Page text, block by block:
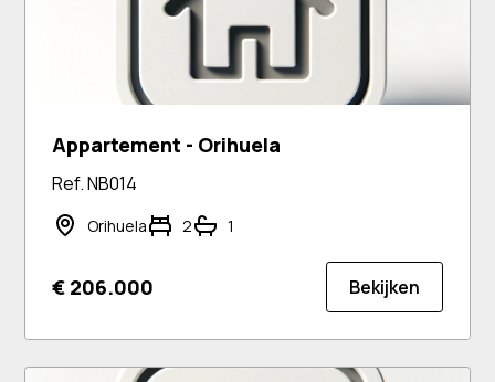
Appartement - Orihuela
Ref. NB014
Orihuela 2 1
€ 206.000 Bekijken